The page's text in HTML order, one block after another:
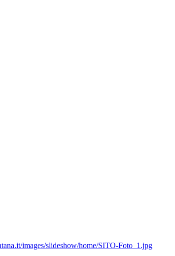
images/slideshow/home/SITO-Foto_1.jpg